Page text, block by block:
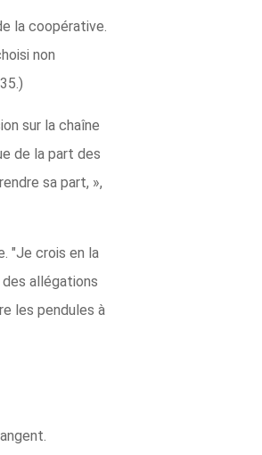
la coopérative.
non
sur la chaîne
de la part des
sa part, »,
"Je crois en la
allégations
les pendules à